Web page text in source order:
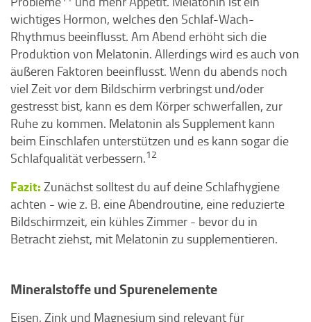
wichtiges Hormon, welches den Schlaf-Wach-
Rhythmus beeinflusst. Am Abend erhöht sich die
Produktion von Melatonin. Allerdings wird es auch von
äußeren Faktoren beeinflusst. Wenn du abends noch
viel Zeit vor dem Bildschirm verbringst und/oder
gestresst bist, kann es dem Körper schwerfallen, zur
Ruhe zu kommen. Melatonin als Supplement kann
beim Einschlafen unterstützen und es kann sogar die
Schlafqualität verbessern.12
Fazit: Zunächst solltest du auf deine Schlafhygiene
achten - wie z. B. eine Abendroutine, eine reduzierte
Bildschirmzeit, ein kühles Zimmer - bevor du in
Betracht ziehst, mit Melatonin zu supplementieren.
Mineralstoffe und Spurenelemente
Eisen, Zink und Magnesium sind relevant für